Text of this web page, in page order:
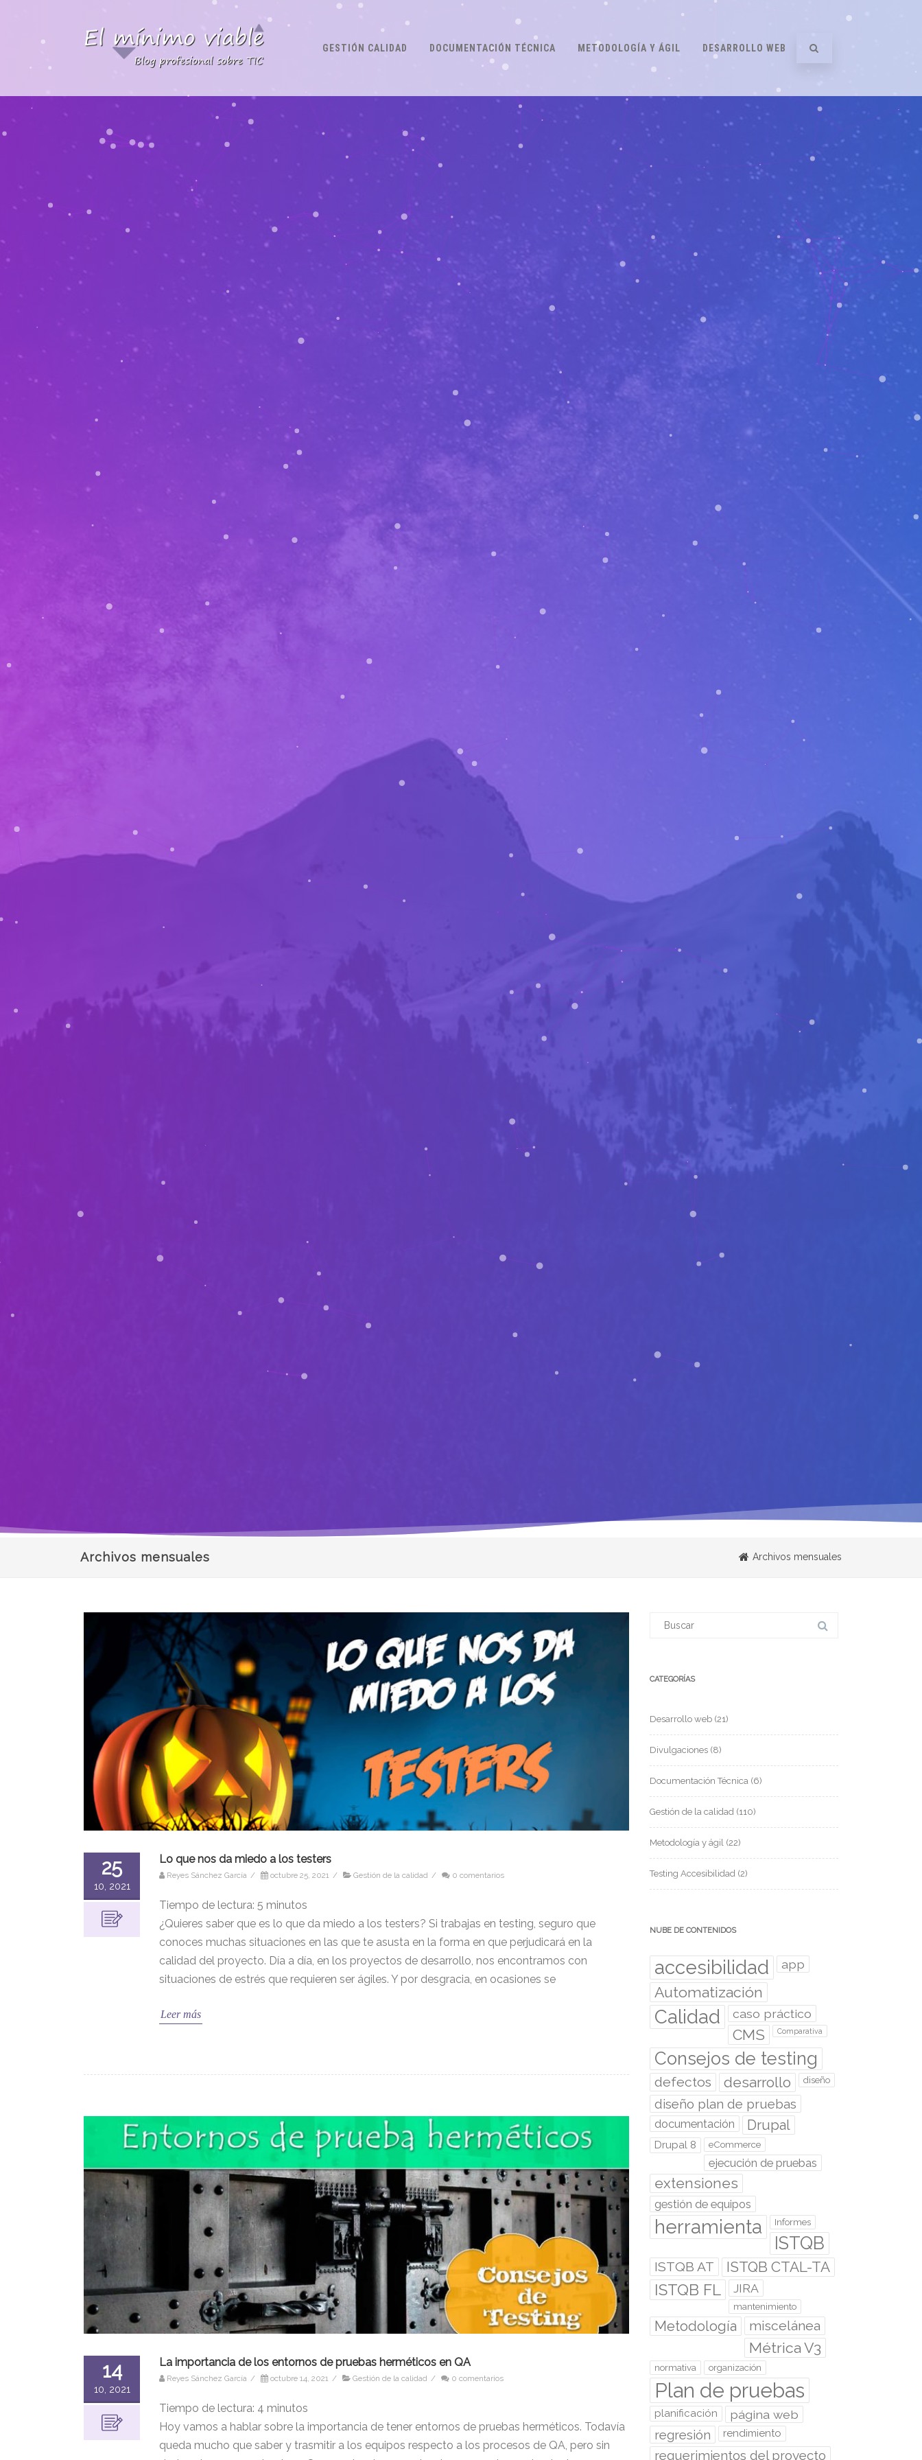
GESTIÓN CALIDAD DOCUMENTACIÓN TÉCNICA METODOLOGÍA Y ÁGIL DESARROLLO WEB
Archivos mensuales Archivos mensuales
25
10, 2021
Lo que nos da miedo a los testers
Reyes Sánchez García / octubre 25, 2021 / Gestión de la calidad / 0 comentarios
Tiempo de lectura: 5 minutos
¿Quieres saber que es lo que da miedo a los testers? Si trabajas en testing, seguro que
conoces muchas situaciones en las que te asusta en la forma en que perjudicará en la
calidad del proyecto. Día a día, en los proyectos de desarrollo, nos encontramos con
situaciones de estrés que requieren ser ágiles. Y por desgracia, en ocasiones se
Leer más
14
10, 2021
La importancia de los entornos de pruebas herméticos en QA
Reyes Sánchez García / octubre 14, 2021 / Gestión de la calidad / 0 comentarios
Tiempo de lectura: 4 minutos
Hoy vamos a hablar sobre la importancia de tener entornos de pruebas herméticos. Todavía
queda mucho que saber y trasmitir a los equipos respecto a los procesos de QA, pero sin
CATEGORÍAS
Desarrollo web (21)
Divulgaciones (8)
Documentación Técnica (6)
Gestión de la calidad (110)
Metodología y ágil (22)
Testing Accesibilidad (2)
NUBE DE CONTENIDOS
accesibilidad app
Automatización
Calidad caso práctico
CMS Comparativa
Consejos de testing
defectos desarrollo diseño
diseño plan de pruebas
documentación Drupal
Drupal 8 eCommerce
ejecución de pruebas
extensiones
gestión de equipos
herramienta Informes
ISTQB
ISTQB AT ISTQB CTAL-TA
ISTQB FL JIRA
mantenimiento
Metodología miscelánea
Métrica V3
normativa organización
Plan de pruebas
planificación página web
regresión rendimiento
requerimientos del proyecto